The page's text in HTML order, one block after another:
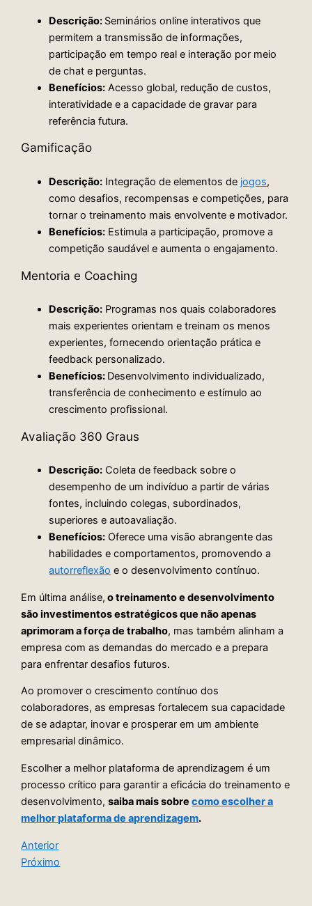
Descrição: Seminários online interativos que
permitem a transmissão de informações,
participação em tempo real e interação por meio
de chat e perguntas.
Benefícios: Acesso global, redução de custos,
interatividade e a capacidade de gravar para
referência futura.
Gamificação
Descrição: Integração de elementos de jogos,
como desafios, recompensas e competições, para
tornar o treinamento mais envolvente e motivador.
Benefícios: Estimula a participação, promove a
competição saudável e aumenta o engajamento.
Mentoria e Coaching
Descrição: Programas nos quais colaboradores
mais experientes orientam e treinam os menos
experientes, fornecendo orientação prática e
feedback personalizado.
Benefícios: Desenvolvimento individualizado,
transferência de conhecimento e estímulo ao
crescimento profissional.
Avaliação 360 Graus
Descrição: Coleta de feedback sobre o
desempenho de um indivíduo a partir de várias
fontes, incluindo colegas, subordinados,
superiores e autoavaliação.
Benefícios: Oferece uma visão abrangente das
habilidades e comportamentos, promovendo a
autorreflexão e o desenvolvimento contínuo.
Em última análise, o treinamento e desenvolvimento
são investimentos estratégicos que não apenas
aprimoram a força de trabalho, mas também alinham a
empresa com as demandas do mercado e a prepara
para enfrentar desafios futuros.
Ao promover o crescimento contínuo dos
colaboradores, as empresas fortalecem sua capacidade
de se adaptar, inovar e prosperar em um ambiente
empresarial dinâmico.
Escolher a melhor plataforma de aprendizagem é um
processo crítico para garantir a eficácia do treinamento e
desenvolvimento,saiba mais sobrecomo escolher a
melhor plataforma de aprendizagem.
Anterior
Próximo